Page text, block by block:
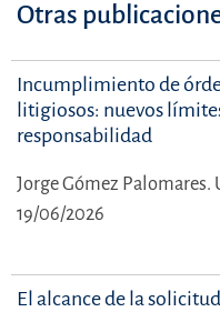
Otras
Incumplimiento de
litigiosos: nuevos
responsabilidad
Jorge Gómez Palomares.
19/06/2026
El alcance de la